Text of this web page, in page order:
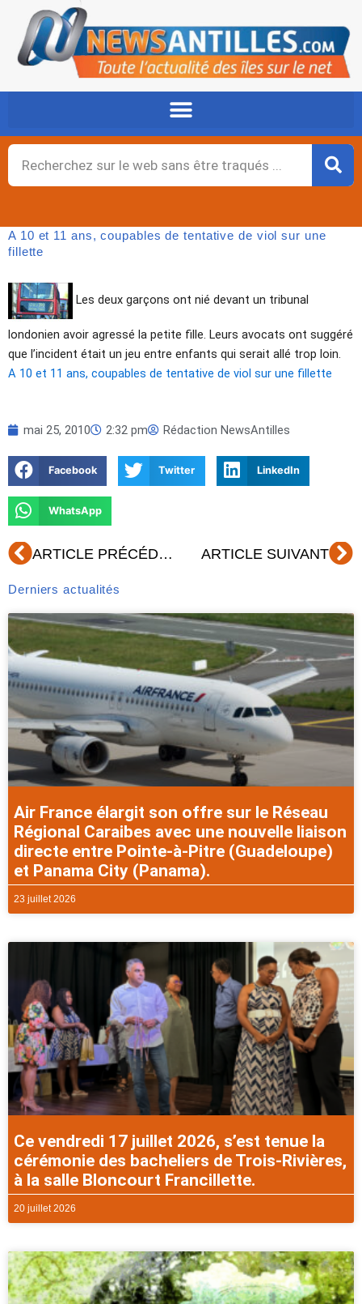
contenu
Rechercher
A 10 et 11 ans, coupables de tentative de viol sur une
fillette
Les deux garçons ont nié devant un tribunal
londonien avoir agressé la petite fille. Leurs avocats ont suggéré
que l’incident était un jeu entre enfants qui serait allé trop loin.
A 10 et 11 ans, coupables de tentative de viol sur une fillette
mai 25, 2010 2:32 pm Rédaction NewsAntilles
Facebook Twitter LinkedIn
WhatsApp
Précédent ARTICLE PRÉCÉDENT ARTICLE SUIVANT
Derniers actualités
Air France élargit son offre sur le Réseau
Régional Caraibes avec une nouvelle liaison
directe entre Pointe-à-Pitre (Guadeloupe)
et Panama City (Panama).
23 juillet 2026
Ce vendredi 17 juillet 2026, s’est tenue la
cérémonie des bacheliers de Trois-Rivières,
à la salle Bloncourt Francillette.
20 juillet 2026